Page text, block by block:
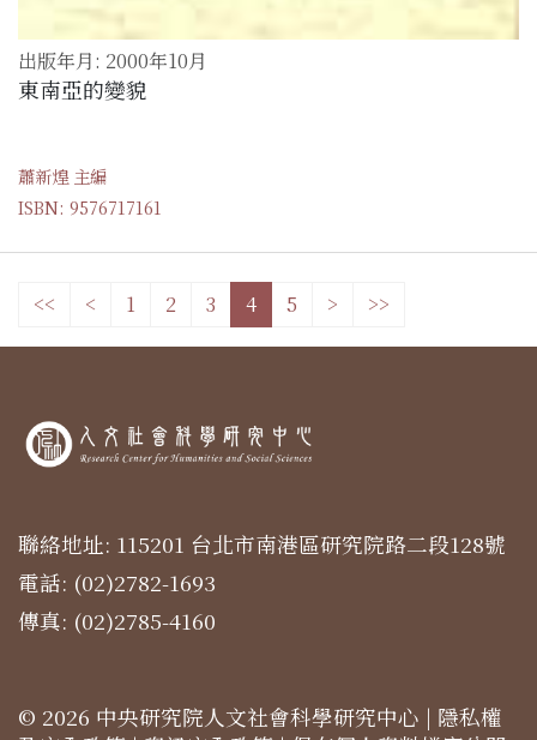
出版年月: 2000年10月
東南亞的變貌
蕭新煌 主編
ISBN: 9576717161
<< < 1 2 3 4 5 > >>
聯絡地址: 115201 台北市南港區研究院路二段128號
電話: (02)2782-1693
傳真: (02)2785-4160
© 2026 中央研究院人文社會科學研究中心 | 隱私權